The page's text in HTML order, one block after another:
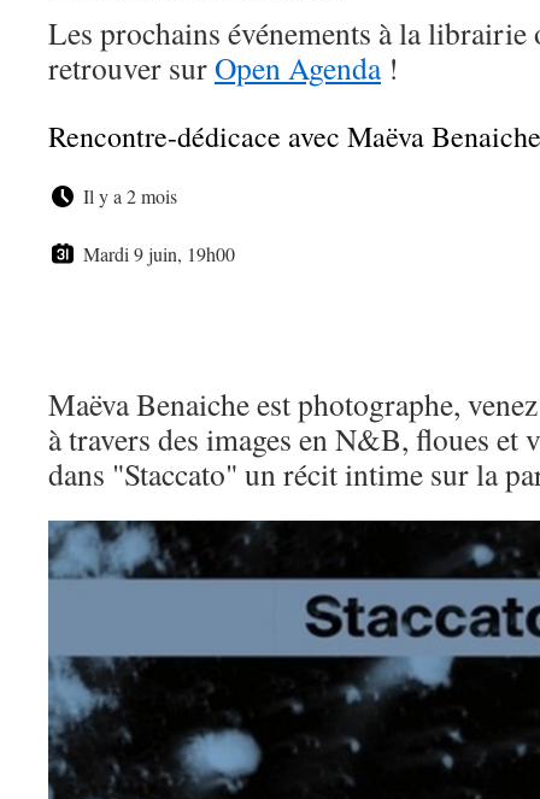
Les prochains événements à la
retrouver surOpen Agenda!
Rencontre-dédicace avec Maëva Benaiche
Il y a 2 mois
Mardi 9 juin, 19h00
Maëva Benaiche est photographe,
à travers des images en N&B, floues
dans "Staccato" un récit intime sur la